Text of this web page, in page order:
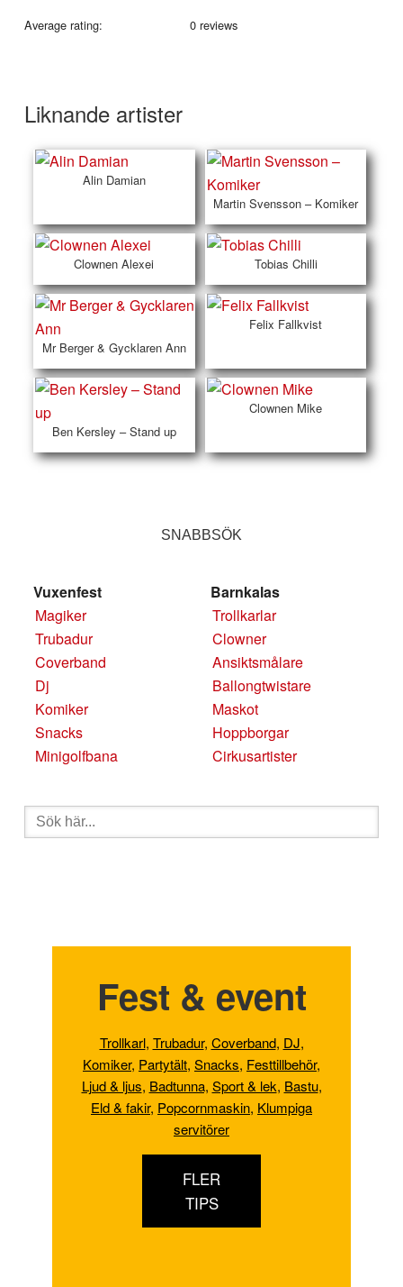
Average rating: 0 reviews
Liknande artister
Alin Damian
Martin Svensson – Komiker
Clownen Alexei Tobias Chilli
Mr Berger & Gycklaren Ann
Felix Fallkvist
Ben Kersley – Stand up
Clownen Mike
SNABBSÖK
Vuxenfest
Magiker
Trubadur
Coverband
Dj
Komiker
Snacks
Minigolfbana
Barnkalas
Trollkarlar
Clowner
Ansiktsmålare
Ballongtwistare
Maskot
Hoppborgar
Cirkusartister
Sök
efter:
Fest & event
Trollkarl, Trubadur, Coverband, DJ,
Komiker, Partytält, Snacks, Festtillbehör,
Ljud & ljus, Badtunna, Sport & lek, Bastu,
Eld & fakir, Popcornmaskin, Klumpiga
servitörer
FLER
TIPS